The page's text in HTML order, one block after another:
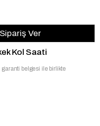
Ver
Kol Saati
belgesi ile birlikte